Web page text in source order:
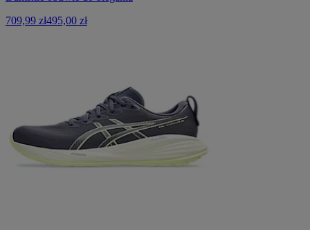
709,99 zł495,00 zł